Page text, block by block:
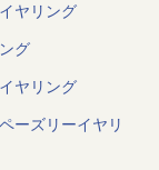
ヤリング
グ
ヤリング
ーズリーイヤリ